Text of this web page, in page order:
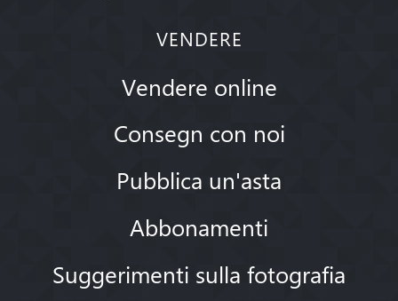
VENDERE
Vendere online
Consegn con noi
Pubblica un'asta
Abbonamenti
Suggerimenti sulla fotografia